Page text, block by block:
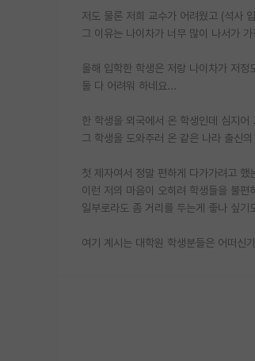
저도 물론 저희 교수가 어려웠고 (석사
그 이유는 나이차가 너무 많이 나서가
올해 입학한 학생은 저랑 나이차가 저정
둘 다 어려워 하네요...
한 학생을 외국에서 온 학생인데 심지어
그 학생을 도와주러 온 같은 나라 출신
첫 제자여서 정말 편하게 다가가려고 했
이런 저의 마음이 오히려 학생들을 불편
일부로라도 좀 거리를 두는게 좋나 싶기
여기 계시는 대학원 학생분들은 어떠신